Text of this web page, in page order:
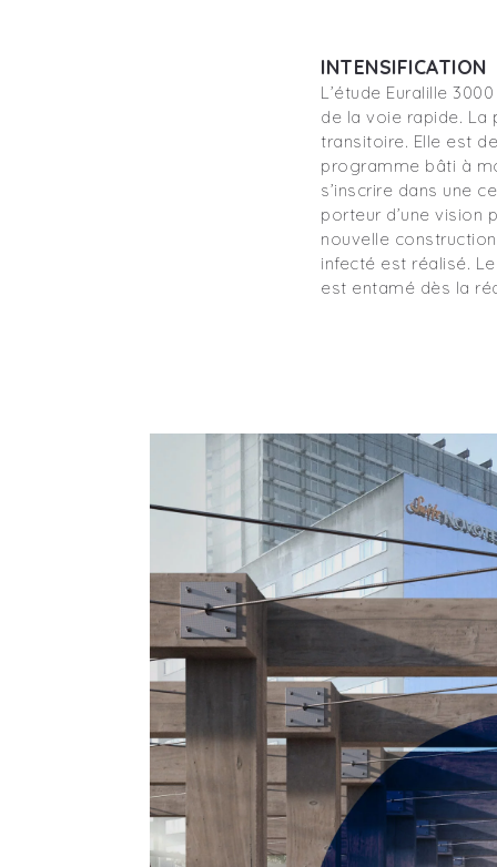
INTENSIFICATION
L’étude Euralille
de la voie rapide. La
transitoire. Elle est
programme bâti à
s’inscrire dans une
porteur d’une vision
nouvelle
infecté est réalisé.
est entamé dès la